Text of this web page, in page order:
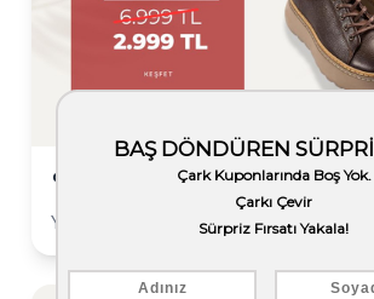
%30 İndirim
Yeni sezon erkek ayakkabılarında